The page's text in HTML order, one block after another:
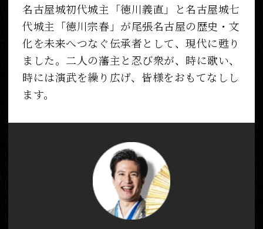
名古屋城初代城主「徳川義直」と名古屋城七
代城主「徳川宗春」が尾張名古屋の歴史・文
化を未来へつなぐ伝承者として、現代に甦り
ました。二人の藩主と忍び衆が、時に歌い、
時には演武を繰り広げ、皆様をおもてなしし
ます。